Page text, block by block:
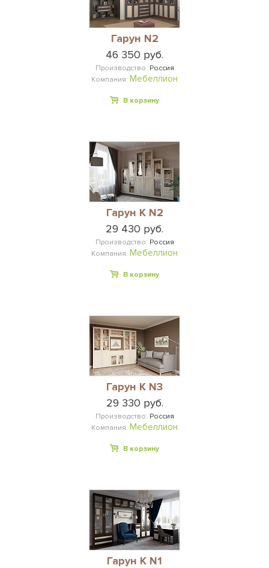
Гарун N2
46 350 руб.
Производство: Россия
Компания: Мебеллион
В корзину
Гарун К N2
29 430 руб.
Производство: Россия
Компания: Мебеллион
В корзину
Гарун К N3
29 330 руб.
Производство: Россия
Компания: Мебеллион
В корзину
Гарун К N1